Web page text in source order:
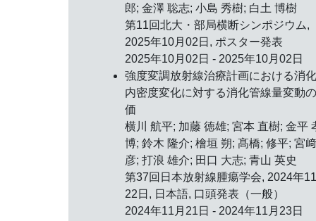
郎; 金澤 聡志; 小島 秀樹; 白土 博樹
第11回北大・部局横断シンポジウム,
2025年10月02日 , ポスター発表
2025年10月02日 - 2025年10月02日
強度変調放射線治療計画における消
内密度変化に対する消化管線量変動
価
横川 航平; 加藤 徳雄; 宮本 直樹; 金平
博; 鈴木 隆介; 檜垣 朔; 髙橋; 修平; 宮
彦; 打浪 雄介; 田口 大志; 青山 英史
第37回日本放射線腫瘍学会, 2024年
22日 , 日本語, 口頭発表（一般）
2024年11月21日 - 2024年11月23日